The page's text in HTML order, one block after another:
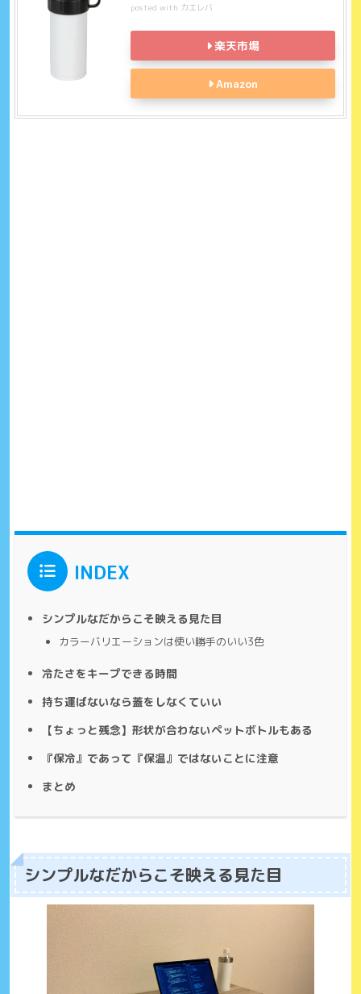
posted with カエレバ
楽天市場
Amazon
INDEX
シンプルなだからこそ映える見た目
カラーバリエーションは使い勝手のいい3色
冷たさをキープできる時間
持ち運ばないなら蓋をしなくていい
【ちょっと残念】形状が合わないペットボトルもある
『保冷』であって『保温』ではないことに注意
まとめ
シンプルなだからこそ映える見た目